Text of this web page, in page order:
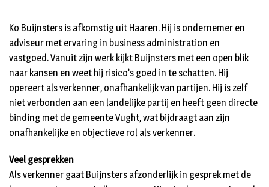
Ko Buijnsters is afkomstig uit Haaren. Hij is ondernemer en
adviseur met ervaring in business administration en
vastgoed. Vanuit zijn werk kijkt Buijnsters met een open blik
naar kansen en weet hij risico’s goed in te schatten. Hij
opereert als verkenner, onafhankelijk van partijen. Hij is zelf
niet verbonden aan een landelijke partij en heeft geen directe
binding met de gemeente Vught, wat bijdraagt aan zijn
onafhankelijke en objectieve rol als verkenner.
Veel gesprekken
Als verkenner gaat Buijnsters afzonderlijk in gesprek met de